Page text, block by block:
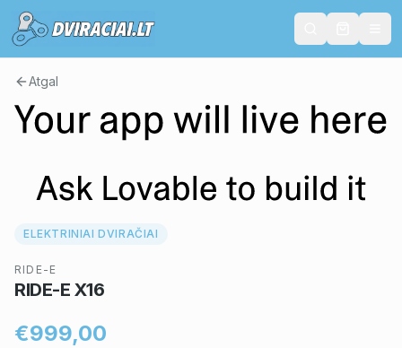
Atgal
ELEKTRINIAI DVIRAČIAI
RIDE-E
RIDE-E X16
€999,00